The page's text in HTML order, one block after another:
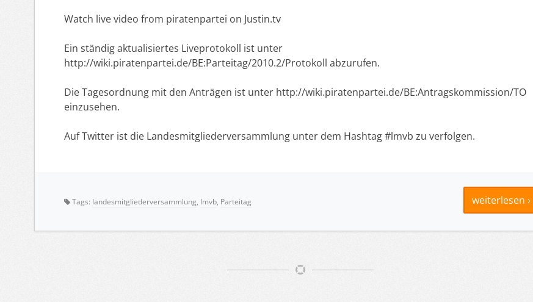
Watch live video from piratenpartei on Justin.tv
Ein ständig aktualisiertes Liveprotokoll ist unter
http://wiki.piratenpartei.de/BE:Parteitag/2010.2/Protokoll abzurufen.
Die Tagesordnung mit den Anträgen ist unter http://wiki.piratenpartei.de/BE:Antragskommission/TO
einzusehen.
Auf Twitter ist die Landesmitgliederversammlung unter dem Hashtag #lmvb zu verfolgen.
weiterlesen ›
Tags: landesmitgliederversammlung, lmvb, Parteitag